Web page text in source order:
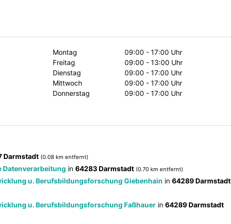
Montag
09:00 - 17:00 Uhr
Freitag
09:00 - 13:00 Uhr
Dienstag
09:00 - 17:00 Uhr
Mittwoch
09:00 - 17:00 Uhr
Donnerstag
09:00 - 17:00 Uhr
Darmstadt (0.08 km entfernt)
in 64283 Darmstadt (0.70 km entfernt)
u. Berufsbildungsforschung Giebenhain in 64289 Darmstadt
u. Berufsbildungsforschung Faßhauer in 64289 Darmstadt